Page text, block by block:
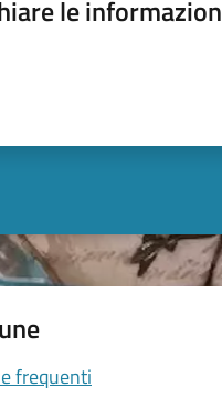
le
frequenti